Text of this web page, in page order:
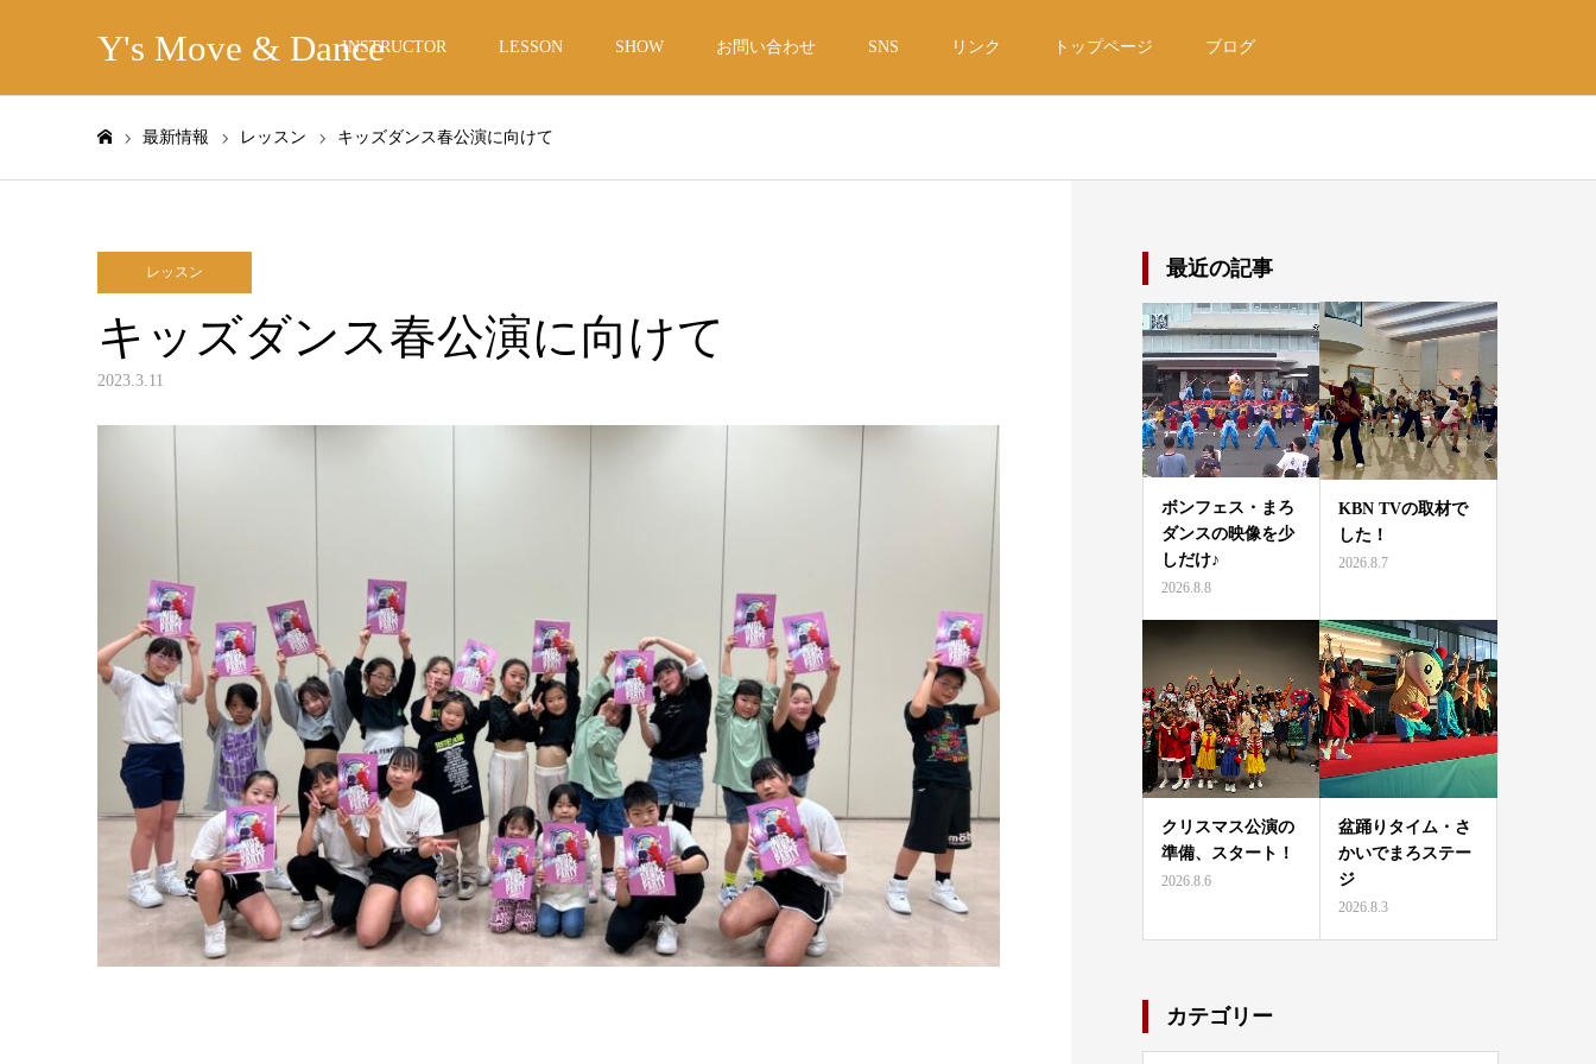
Y's Move & DanceINSTRUCTOR LESSON SHOW お問い合わせ SNS リンク トップページ ブログ
最新情報 レッスン キッズダンス春公演に向けて
レッスン
キッズダンス春公演に向けて
2023.3.11
最近の記事
ボンフェス・まろ
ダンスの映像を少
しだけ♪
2026.8.8
KBN TVの取材で
した！
2026.8.7
クリスマス公演の
準備、スタート！
2026.8.6
盆踊りタイム・さ
かいでまろステー
ジ
2026.8.3
カテゴリー